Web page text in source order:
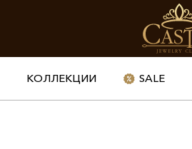
КОЛЛЕКЦИИ SALE